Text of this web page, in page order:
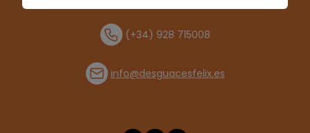
(+34) 928 715008
info@desguacesfelix.es